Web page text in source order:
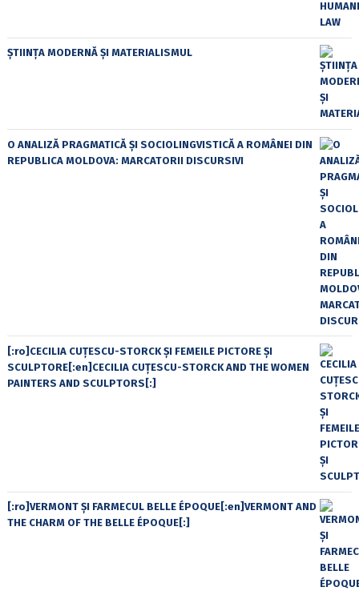
ȘTIINȚA MODERNĂ ȘI MATERIALISMUL
O ANALIZĂ PRAGMATICĂ ȘI SOCIOLINGVISTICĂ A ROMÂNEI DIN
REPUBLICA MOLDOVA: MARCATORII DISCURSIVI
[:ro]CECILIA CUŢESCU-STORCK ŞI FEMEILE PICTORE ŞI
SCULPTORE[:en]CECILIA CUŢESCU-STORCK AND THE WOMEN
PAINTERS AND SCULPTORS[:]
[:ro]VERMONT ȘI FARMECUL BELLE ÉPOQUE[:en]VERMONT AND
THE CHARM OF THE BELLE ÉPOQUE[:]